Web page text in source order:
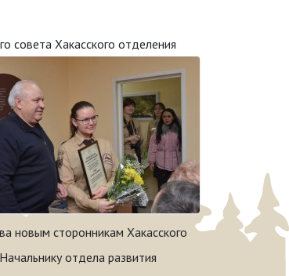
совета Хакасского отделения
новым сторонникам Хакасского
отдела развития